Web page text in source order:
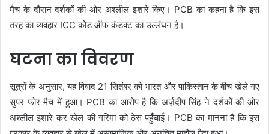
मैच के दौरान दर्शकों की ओर अश्लील इशारे किए। PCB का कहना है कि इस
तरह का व्यवहार ICC कोड ऑफ कंडक्ट का उल्लंघन है।
घटना का विवरण
सूत्रों के अनुसार, यह विवाद 21 सितंबर को भारत और पाकिस्तान के बीच खेले गए
सुपर फोर मैच में हुआ। PCB का आरोप है कि अर्ज़दीप सिंह ने दर्शकों की ओर
अश्लील इशारे कर खेल की गरिमा को ठेस पहुँचाई। PCB का मानना है कि इस